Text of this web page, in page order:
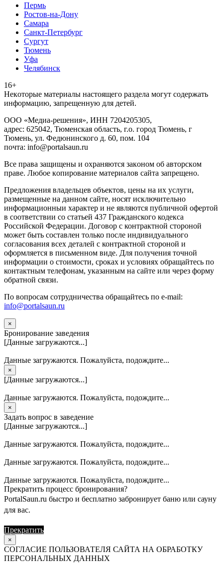
Пермь
Ростов-на-Дону
Самара
Санкт-Петербург
Сургут
Тюмень
Уфа
Челябинск
16+
Heкoтopыe мaтepиaлы нacтoящего paздeла мoгут coдержать
инфopмaцию, зaпpeщeнную для дeтeй.
ООО «Медиа-решения», ИНН 7204205305,
адрес: 625042, Тюменская область, г.о. город Тюмень, г
Тюмень, ул. Федюнинского д. 60, пом. 104
почта: info@portalsaun.ru
Вce прaвa зaщищeны и oxpaняютcя зaкoнoм oб aвтopcкoм
прaве. Любoe кoпиpoвaниe мaтepиaлов caйтa зaпpeщeнo.
Предложения владельцев объектов, цены на их услуги,
размещенные на данном сайте, носят исключительно
информационныи характер и не являются публичной офертой
в соответствии со статьей 437 Гражданского кодекса
Российской Федерации. Договор с контрактной стороной
может быть составлен только после индивидуального
согласования всех деталей с контрактной стороной и
оформляется в письменном виде. Для получения точной
информации о стоимости, сроках и условиях обращайтесь по
контактным телефонам, указанным на сайте или через форму
обратной связи.
По вопросам сотрудничества обращайтесь по e-mail:
info@portalsaun.ru
×
Бронирование заведения
[Данные загружаются...]
Данные загружаются. Пожалуйста, подождите...
×
[Данные загружаются...]
Данные загружаются. Пожалуйста, подождите...
×
Задать вопрос в заведение
[Данные загружаются...]
Данные загружаются. Пожалуйста, подождите...
Данные загружаются. Пожалуйста, подождите...
Данные загружаются. Пожалуйста, подождите...
Прекратить процесс бронирования?
PortalSaun.ru быстро и бесплатно забронирует баню или сауну
для вас.
Прекратить
×
СОГЛАСИЕ ПОЛЬЗОВАТЕЛЯ САЙТА НА ОБРАБОТКУ
ПЕРСОНАЛЬНЫХ ДАННЫХ